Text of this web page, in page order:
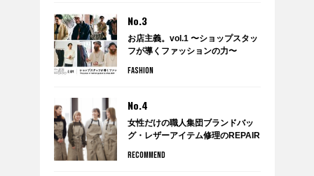
に潜入！
No.3
お店主義。vol.1 〜ショップスタッ
フが導くファッションの力〜
FASHION
No.4
女性だけの職人集団ブランドバッ
グ・レザーアイテム修理のREPAIR
RECOMMEND